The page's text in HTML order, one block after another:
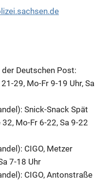
Deutschen Post:
29, Mo-Fr 9-19 Uhr, Sa
Snick-Snack Spät
Mo-Fr 6-22, Sa 9-22
CIGO, Metzer
7-18 Uhr
CIGO, Antonstraße